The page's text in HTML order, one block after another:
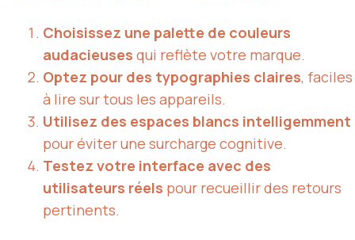
Choisissez une palette de couleurs
audacieuses qui reflète votre marque.
Optez pour des typographies claires, faciles
à lire sur tous les appareils.
Utilisez des espaces blancs intelligemment
pour éviter une surcharge cognitive.
Testez votre interface avec des
utilisateurs réels pour recueillir des retours
pertinents.